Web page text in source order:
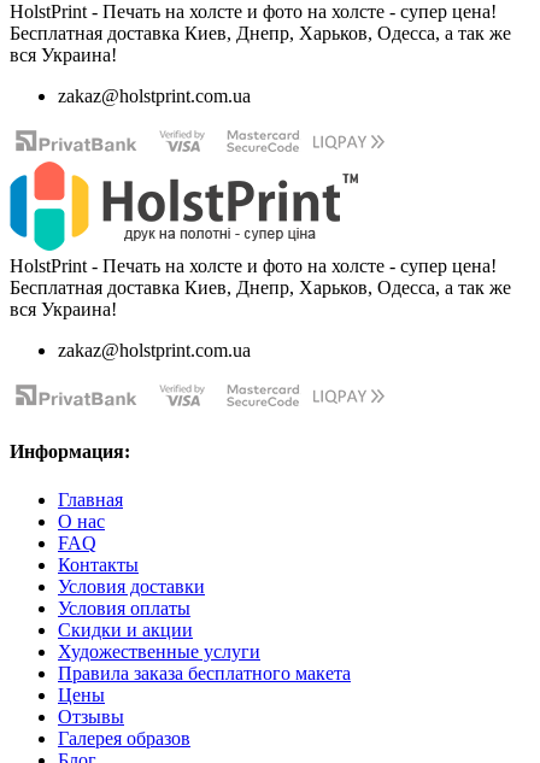
HolstPrint - Печать на холсте и фото на холсте - супер цена!
Бесплатная доставка Киев, Днепр, Харьков, Одесса, а так же
вся Украина!
zakaz@holstprint.com.ua
HolstPrint - Печать на холсте и фото на холсте - супер цена!
Бесплатная доставка Киев, Днепр, Харьков, Одесса, а так же
вся Украина!
zakaz@holstprint.com.ua
Информация:
Главная
О нас
FAQ
Контакты
Условия доставки
Условия оплаты
Скидки и акции
Художественные услуги
Правила заказа бесплатного макета
Цены
Отзывы
Галерея образов